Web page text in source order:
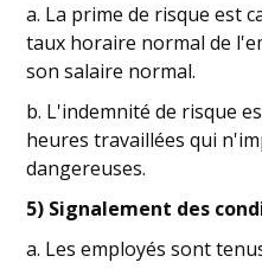
a. La prime de risque est
taux horaire normal de
son salaire normal.
b. L'indemnité de risque
heures travaillées qui
dangereuses.
5) Signalement des
a. Les employés sont